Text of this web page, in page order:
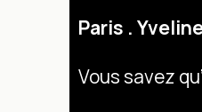
Paris .
Vous savez